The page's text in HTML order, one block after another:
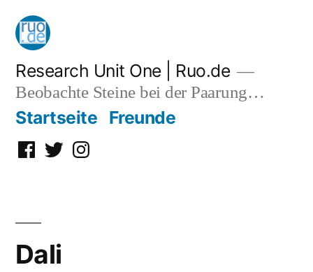
Zum
Inhalt
springen
Research Unit One | Ruo.de
Beobachte Steine bei der Paarung…
Startseite Freunde
Facebook
TwitterInstagram
Dali